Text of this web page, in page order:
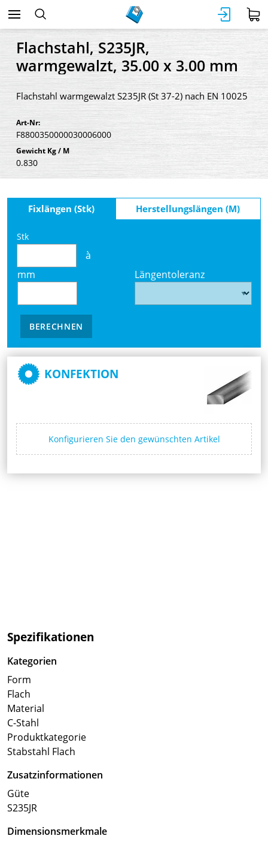
Flachstahl, S235JR,
warmgewalzt, 35.00 x 3.00 mm
Flachstahl warmgewalzt S235JR (St 37-2) nach EN 10025
Art-Nr:
F8800350000030006000
Gewicht Kg / M
0.830
Fixlängen (Stk) Herstellungslängen (M)
Stk
à
mm
Längentoleranz
BERECHNEN
KONFEKTION
Konfigurieren Sie den gewünschten Artikel
Spezifikationen
Kategorien
Form
Flach
Material
C-Stahl
Produktkategorie
Stabstahl Flach
Zusatzinformationen
Güte
S235JR
Dimensionsmerkmale